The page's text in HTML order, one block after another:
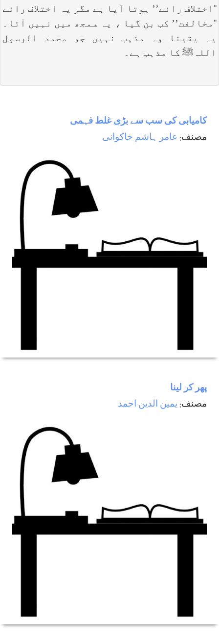
‘‘اختلاف رائے’’ ہوتا آیا ہے مگر یہ اختلاف رائے
‘‘مخالفت’’ کب بن گیا ، یہ سمجھ میں نہیں آتا۔
یہ یقینا وہ مذہب نہیں جو محمد الرسول
اللہﷺ کا مذہب ہے۔
کامیابی کی سب سے بڑی غلط فہمی
مصنف: عامر ہاشم خاکوانی
پھر كر لينا
مصنف:يمين الدين احمد